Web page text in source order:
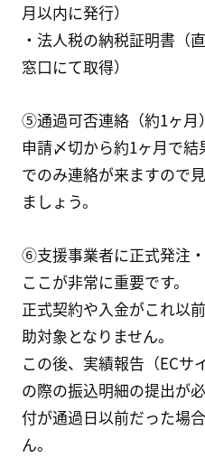
月以内に発行）
・法人税の納税証明書（
窓口にて取得）
⑤通過可否連絡（約1ヶ月）
申請〆切から約1ヶ月で
でのみ連絡が来ますので
ましょう。
⑥支援事業者に正式発注
ここが非常に重要です。
正式契約や入金がこれ以
助対象となりません。
この後、実績報告（ECサ
の際の振込明細の提出が
付が通過日以前だった場
ん。